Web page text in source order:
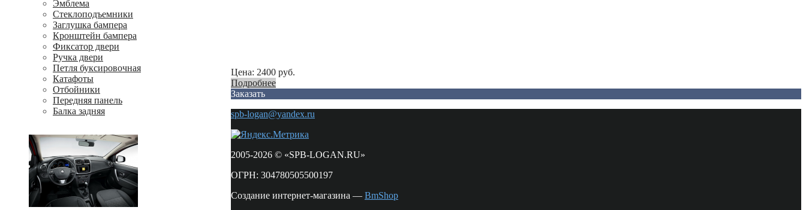
Эмблема
Стеклоподъемники
Заглушка бампера
Кронштейн бампера
Фиксатор двери
Ручка двери
Петля буксировочная
Катафоты
Отбойники
Передняя панель
Балка задняя
Цена: 2400 руб.
Подробнее
Заказать
spb-logan@yandex.ru
2005-2026 © «SPB-LOGAN.RU»
ОГРН: 304780505500197
Создание интернет-магазина — BmShop